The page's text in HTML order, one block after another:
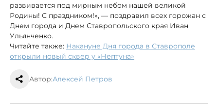
развивается под мирным небом нашей великой
Родины! С праздником!», — поздравил всех горожан с
Днем города и Днем Ставропольского края Иван
Ульянченко.
Читайте также: Накануне Дня города в Ставрополе
открыли новый сквер у «Нептуна»
Автор:Алексей Петров